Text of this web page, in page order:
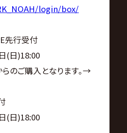
login/box/
先行受付
(日)18:00
のご購入となります。→
付
(日)18:00